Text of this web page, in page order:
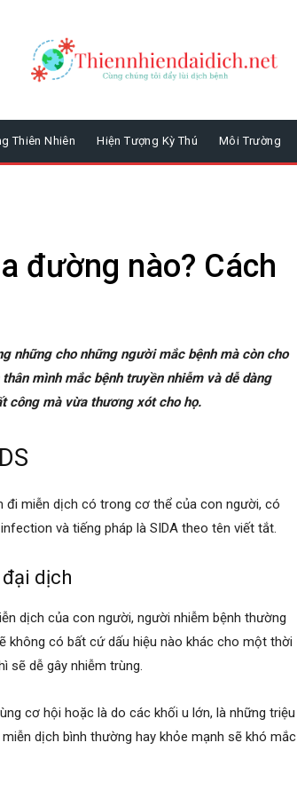
Thiên Nhiên Hiện Tượng Kỳ Thú Môi Trường
đường nào? Cách
những cho những người mắc bệnh mà còn cho
mình mắc bệnh truyền nhiễm và dễ dàng
công mà vừa thương xót cho họ.
đi miễn dịch có trong cơ thể của con người, có
và tiếng pháp là SIDA theo tên viết tắt.
dịch
dịch của con người, người nhiễm bệnh thường
không có bất cứ dấu hiệu nào khác cho một thời
sẽ dễ gây nhiễm trùng.
cơ hội hoặc là do các khối u lớn, là những triệu
dịch bình thường hay khỏe mạnh sẽ khó mắc